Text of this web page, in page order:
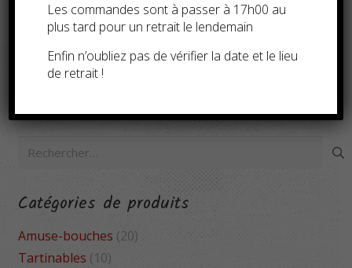
2,20€
Catégories de produits
Amuse-bouches (20)
Tartinables (10)
Les commandes sont à passer à 17h00 au
plus tard pour un retrait le lendemain
Enfin n’oubliez pas de vérifier la date et le lieu
de retrait !